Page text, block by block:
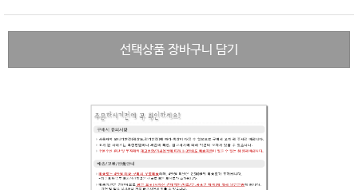
선택상품 장바구니 담기